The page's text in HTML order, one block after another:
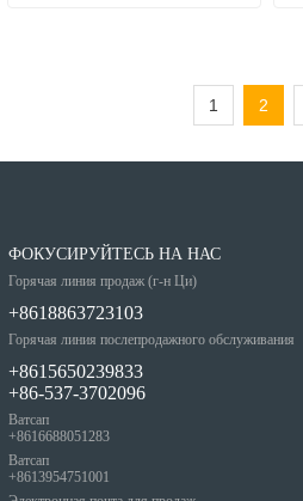
1 2
ФОКУСИРУЙТЕСЬ НА НАС
Горячая линия продаж (г-н Ци)
+8618863723103
Горячая линия послепродажного обслуживания
+8615650239833
+86-537-3702096
Ватсап
+8616688051283
Ватсап
+8613954751001